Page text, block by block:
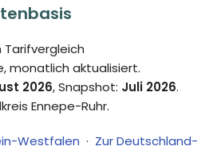
monatlich aktualisiert.
2026, Snapshot: Juli 2026.
Ennepe-Ruhr.
Westfalen · Zur Deutschland-